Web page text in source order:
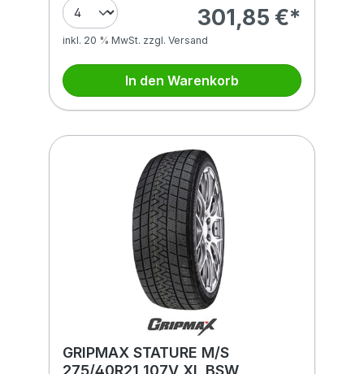
301,85 €*
inkl. 20 % MwSt. zzgl. Versand
In den Warenkorb
GRIPMAX STATURE M/S
275/40R21 107V XL BSW